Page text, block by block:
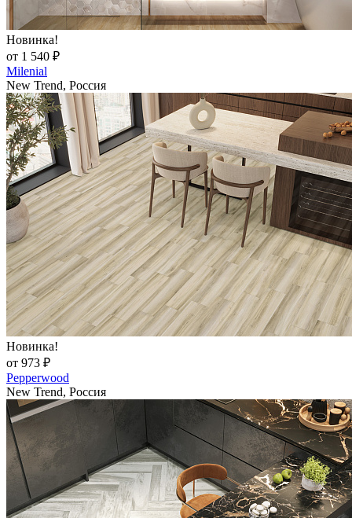
Новинка!
от 1 540 ₽
Milenial
New Trend, Россия
Новинка!
от 973 ₽
Pepperwood
New Trend, Россия